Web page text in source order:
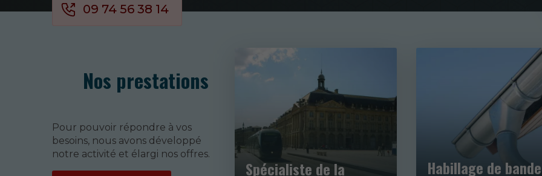
09 74 56 38 14
Nos prestations
Pour pouvoir répondre à vos
besoins, nous avons développé
notre activité et élargi nos offres.
Spécialiste de la Habillage de